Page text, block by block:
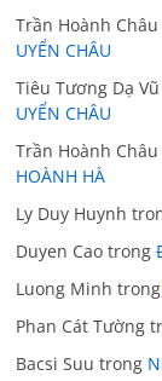
Trần Hoành Châu
UYỂN CHÂU
Tiêu Tương Dạ Vũ
UYỂN CHÂU
Trần Hoành Châu
HOÀNH HÀ
Ly Duy Huynh
Duyen Cao trong
Luong Minh trong
Phan Cát Tường
Bacsi Suu trong